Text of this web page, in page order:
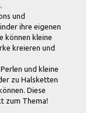
und
ihre eigenen
können kleine
kreieren und
und kleine
zu Halsketten
Diese
zum Thema!